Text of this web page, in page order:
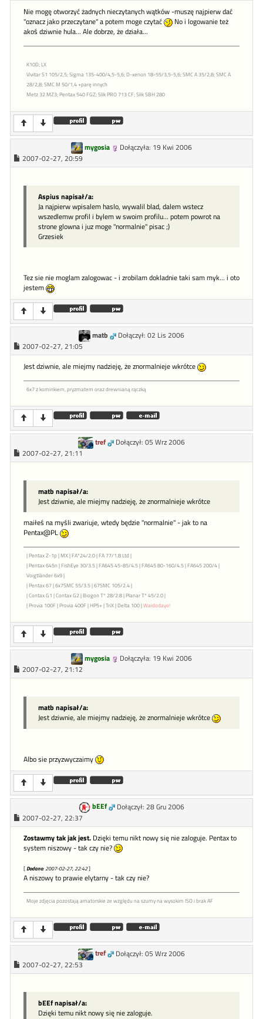
Nie mogę otworzyć żadnych nieczytanych wątków -muszę najpierw dać
"oznacz jako przeczytane" a potem moge czytać
No i logowanie też
akoś dziwnie hula... Ale dobrze, że działa...
K10D; LX
Vivitar S1 105/2,5; Sigma 135-400/4,5-5,6; D-xenon 18-55/3,5-5,6; SMC A 35/2,8; SMC A
28/2,8; SMC M 50/1,4 +parę innych
Metz 32 MZ3; Pentax 540 FGZ; Slik PRO 713 CF; Slik SBH 280
mygosia
Dołączyła: 19 Kwi 2006
2007-02-27, 20:59
Aspius napisał/a:
Ja najpierw wpisalem haslo, wywalil blad, dalem wstecz
wszedlemw profil i bylem w swoim profilu... potem powrot na
strone glowna i juz moge "normalnie" pisac ;)
Grzesiek
Tez sie nie moglam zalogowac - i zrobilam dokladnie taki sam myk... i oto
jestem
matb
Dołączył: 02 Lis 2006
2007-02-27, 21:05
Jest dziwnie, ale miejmy nadzieję, że znormalnieje wkrótce
6x7 z kominkiem, pryzmatem oraz drewnianą rączką
tref
Dołączył: 05 Wrz 2006
2007-02-27, 21:11
matb napisał/a:
Jest dziwnie, ale miejmy nadzieję, że znormalnieje wkrótce
maiłeś na myśli zwariuje, wtedy będzie "normalnie" - jak to na
Pentax@PL
| Pentax Z-1p | MX | FA*24/2.0 | FA 77/1.8 Ltd |
| Pentax 645n | FishEye 30/3.5 | FA645 45-85/4.5 | FA645 80-160/4.5 | FA645 200/4 |
Voigtländer 6x9 |
| Pentax 67 | 6x7SMC 55/3.5 | 67SMC 105/2.4 |
| Contax G1 | Contax G2 | Biogon T* 28/2.8 | Planar T* 45/2.0 |
| Provia 100F | Provia 400F | HP5+ | TriX | Delta 100 |Waidodayo!
mygosia
Dołączyła: 19 Kwi 2006
2007-02-27, 21:12
matb napisał/a:
Jest dziwnie, ale miejmy nadzieję, że znormalnieje wkrótce
Albo sie przyzwyczaimy
bEEf
Dołączył: 28 Gru 2006
2007-02-27, 22:37
Zostawmy tak jak jest. Dzięki temu nikt nowy się nie zaloguje. Pentax to
system niszowy - tak czy nie?
[ Dodano: 2007-02-27, 22:42]
A niszowy to prawie elytarny - tak czy nie?
Moje zdjęcia pozostają amatorskie ze względu na szumy na wysokim ISO i brak AF
tref
Dołączył: 05 Wrz 2006
2007-02-27, 22:53
bEEf napisał/a:
Dzięki temu nikt nowy się nie zaloguje.